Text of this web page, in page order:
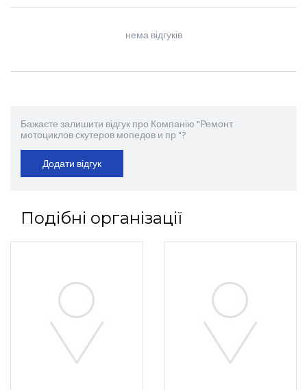
нема відгуків
Бажаєте залишити відгук про Компанію "Ремонт
мотоциклов скутеров мопедов и пр "?
Додати відгук
Подібні організації